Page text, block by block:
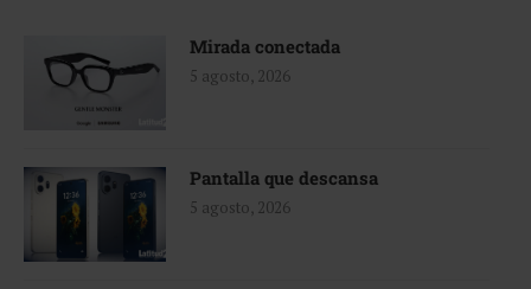
Mirada conectada
5 agosto, 2026
Pantalla que descansa
5 agosto, 2026